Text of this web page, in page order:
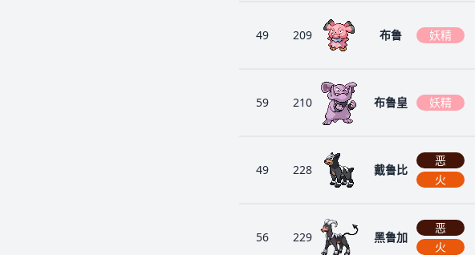
49 209 布鲁 妖精
59 210 布鲁皇 妖精
49 228 戴鲁比
恶
火
56 229 黑鲁加
恶
火